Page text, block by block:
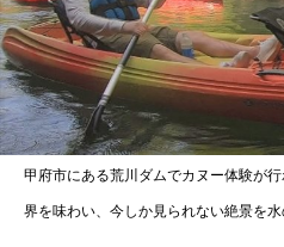
甲府市にある荒川ダムでカヌー体験が
界を味わい、今しか見られない絶景を水